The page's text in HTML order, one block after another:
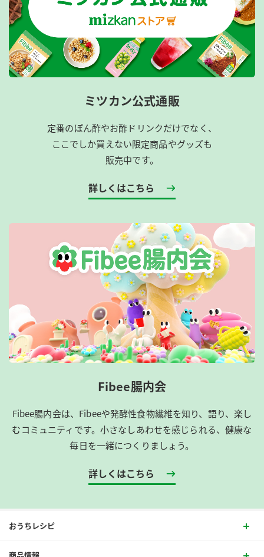
ミツカン公式通販
定番のぽん酢やお酢ドリンクだけでなく、
ここでしか買えない限定商品やグッズも
販売中です。
詳しくはこちら
Fibee腸内会
Fibee腸内会は、​Fibeeや発酵性食物繊維を知り、語り、楽し
むコミュニティです。​小さなしあわせを感じられる、健康な
毎日を一緒につくりましょう。
詳しくはこちら
おうちレシピ